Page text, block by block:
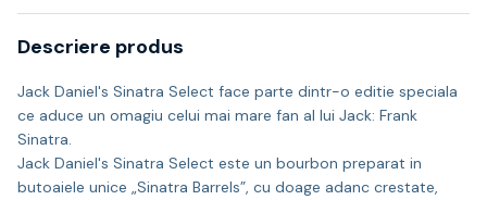
Descriere produs
Jack Daniel's Sinatra Select face parte dintr-o editie speciala
ce aduce un omagiu celui mai mare fan al lui Jack: Frank
Sinatra.
Jack Daniel's Sinatra Select este un bourbon preparat in
butoaiele unice „Sinatra Barrels”, cu doage adanc crestate,